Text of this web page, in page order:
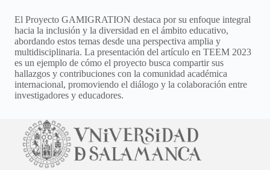
El Proyecto GAMIGRATION destaca por su enfoque integral
hacia la inclusión y la diversidad en el ámbito educativo,
abordando estos temas desde una perspectiva amplia y
multidisciplinaria. La presentación del artículo en TEEM 2023
es un ejemplo de cómo el proyecto busca compartir sus
hallazgos y contribuciones con la comunidad académica
internacional, promoviendo el diálogo y la colaboración entre
investigadores y educadores.​